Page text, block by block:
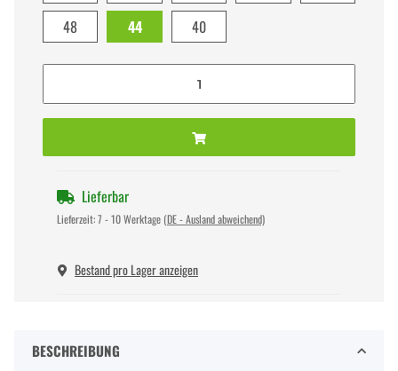
48
44 40
Lieferbar
Lieferzeit:7 - 10 Werktage (DE - Ausland abweichend)
Bestand pro Lager anzeigen
BESCHREIBUNG